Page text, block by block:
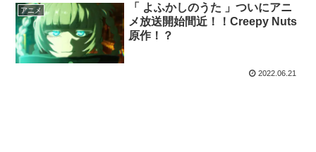
アニメ
「 よふかしのうた 」ついにアニ
メ放送開始間近！！Creepy Nuts
原作！？
2022.06.21